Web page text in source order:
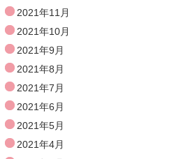
2021年11月
2021年10月
2021年9月
2021年8月
2021年7月
2021年6月
2021年5月
2021年4月